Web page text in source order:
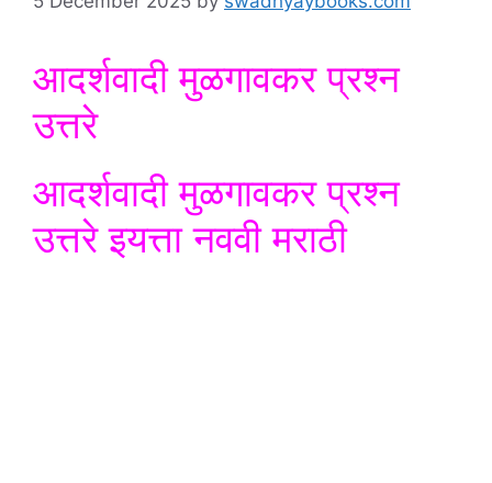
आदर्शवादी मुळगावकर प्रश्न
उत्तरे
आदर्शवादी मुळगावकर प्रश्न
उत्तरे इयत्ता नववी मराठी